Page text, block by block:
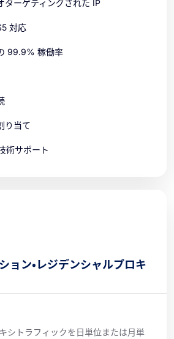
ターゲティングされた IP
対応
99.9% 稼働率
り当て
術サポート
ョン・レジデンシャルプロキ
シトラフィックを日単位または月単